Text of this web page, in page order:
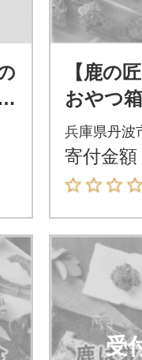
【鹿の
おやつ
品 犬・
兵庫県丹波
寄付金額
受